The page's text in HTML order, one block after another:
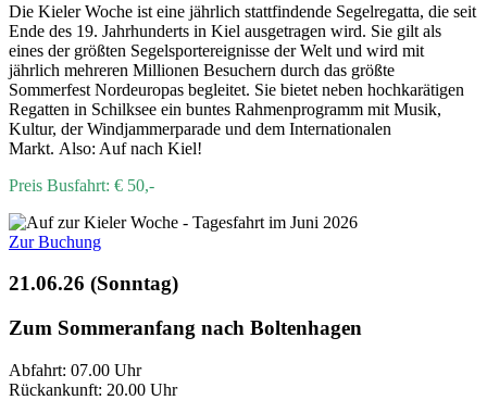
Die Kieler Woche ist eine jährlich stattfindende Segelregatta, die seit
Ende des 19. Jahrhunderts in Kiel ausgetragen wird. Sie gilt als
eines der größten Segelsportereignisse der Welt und wird mit
jährlich mehreren Millionen Besuchern durch das größte
Sommerfest Nordeuropas begleitet. Sie bietet neben hochkarätigen
Regatten in Schilksee ein buntes Rahmenprogramm mit Musik,
Kultur, der Windjammerparade und dem Internationalen
Markt. Also: Auf nach Kiel!
Preis Busfahrt: € 50,-
Zur Buchung
21.06.26 (Sonntag)
Zum Sommeranfang nach Boltenhagen
Abfahrt: 07.00 Uhr
Rückankunft: 20.00 Uhr